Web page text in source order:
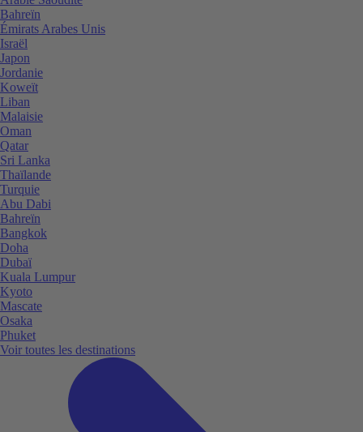
Bahreïn
Émirats Arabes Unis
Israël
Japon
Jordanie
Koweït
Liban
Malaisie
Oman
Qatar
Sri Lanka
Thaïlande
Turquie
Abu Dabi
Bahreïn
Bangkok
Doha
Dubaï
Kuala Lumpur
Kyoto
Mascate
Osaka
Phuket
Voir toutes les destinations